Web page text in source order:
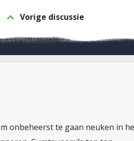
Vorige discussie
onbeheerst te gaan neuken in